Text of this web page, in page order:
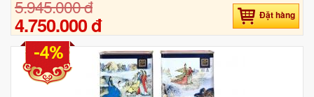
5.945.000 đ
4.750.000 đ Đặt hàng
-4%